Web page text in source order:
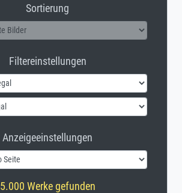
Sortierung
Filtereinstellungen
Anzeigeeinstellungen
5.000 Werke gefunden